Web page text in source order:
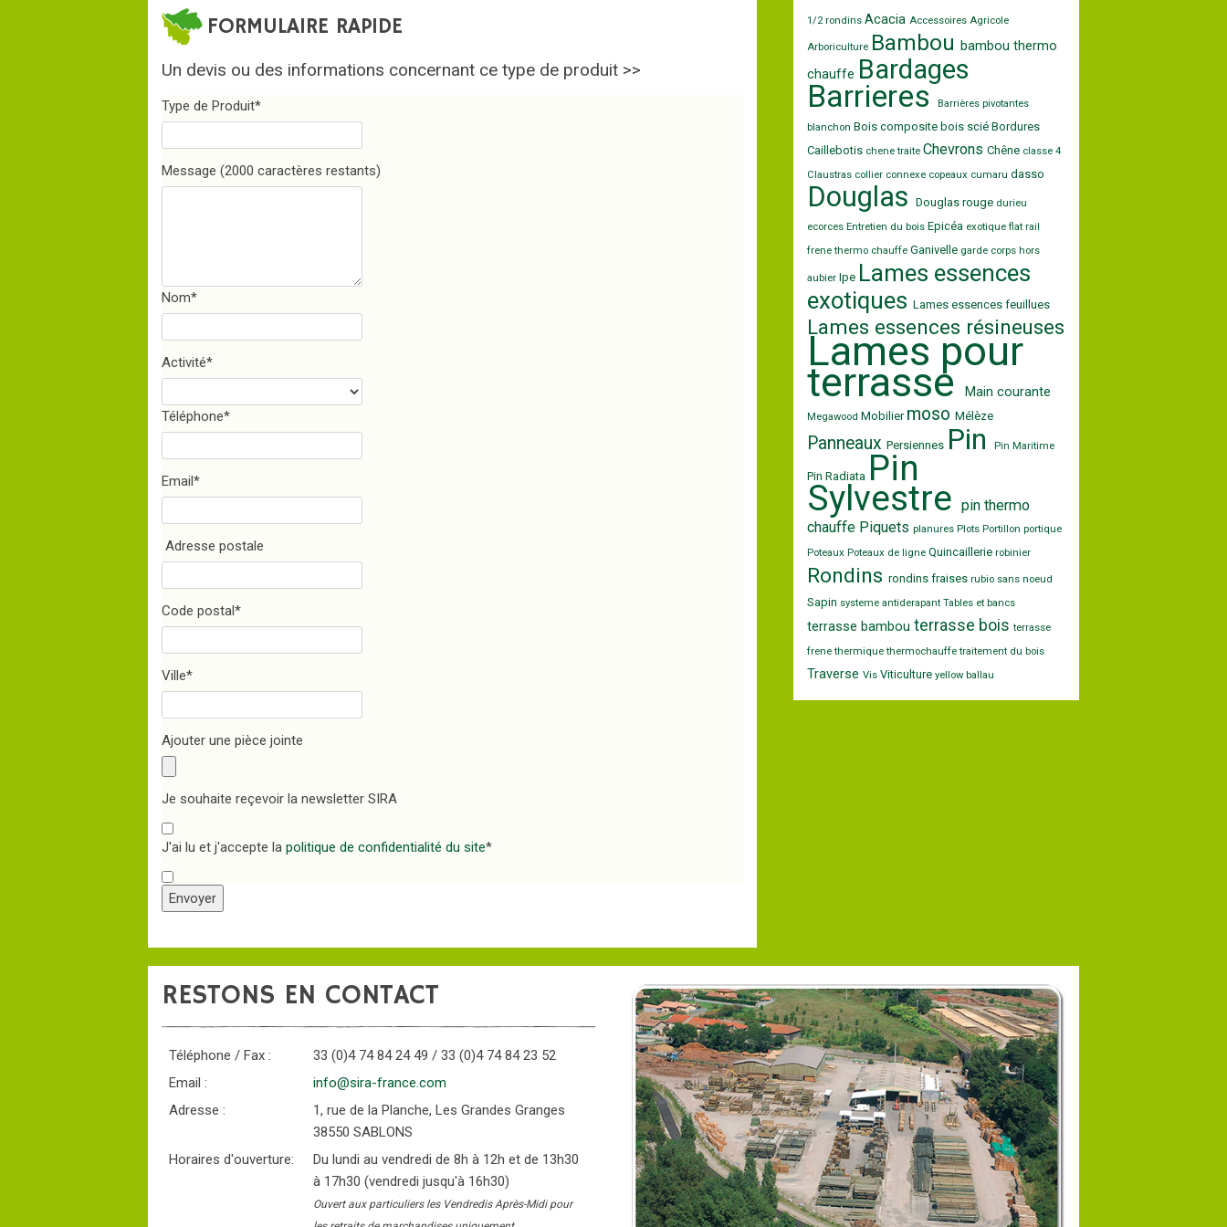
FORMULAIRE RAPIDE
Un devis ou des informations concernant ce type de produit >>
Type de Produit*
Message (2000 caractères restants)
Nom*
Activité*
Téléphone*
Email *
Adresse postale
Code postal*
Ville*
Ajouter une pièce jointe
Je souhaite reçevoir la newsletter SIRA
J'ai lu et j'accepte la politique de confidentialité du site*
Envoyer
1/2 rondins Acacia Accessoires Agricole
Arboriculture Bambou bambou thermo
chauffe Bardages
Barrieres
Barrières pivotantes
blanchon Bois composite bois scié Bordures
Caillebotis chene traite Chevrons Chêne classe 4
Claustras collier connexe copeaux cumaru dasso
Douglas Douglas rouge durieu
ecorces Entretien du bois Epicéa exotique flat rail
frene thermo chauffe Ganivelle garde corps hors
aubier Ipe Lames essences
exotiques Lames essences feuillues
Lames essences résineuses
Lames pour
terrasse Main courante
Megawood Mobilier moso Mélèze
Panneaux Persiennes Pin Pin Maritime
Pin Radiata Pin
Sylvestre pin thermo
chauffe Piquets planures Plots Portillon portique
Poteaux Poteaux de ligne Quincaillerie robinier
Rondins rondins fraises rubio sans noeud
Sapin systeme antiderapant Tables et bancs
terrasse bambou terrasse boisterrasse
frenethermiquethermochauffetraitement du bois
Traverse Vis Viticulture yellow ballau
RESTONS EN CONTACT
Téléphone / Fax :
33 (0)4 74 84 24 49 / 33 (0)4 74 84 23 52
Email :
info@sira-france.com
Adresse :
1, rue de la Planche, Les Grandes Granges
38550 SABLONS
Horaires d'ouverture:
Du lundi au vendredi de 8h à 12h et de 13h30
à 17h30 (vendredi jusqu'à 16h30)
Ouvert aux particuliers les Vendredis Après-Midi pour